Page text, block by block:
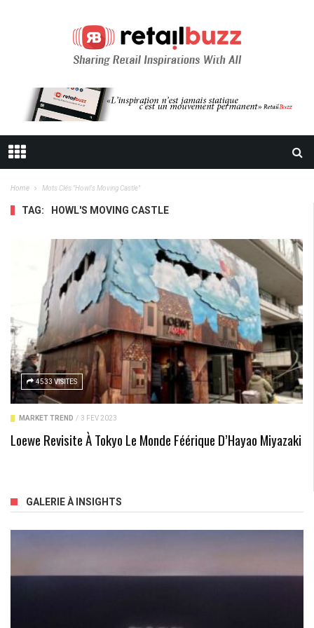
Home Mots Clés "Howl's Moving Castle"
TAG: HOWL'S MOVING CASTLE
4533 VISITES
MARKET TREND / 3 FÉV 2023
Loewe Revisite À Tokyo Le Monde Féérique D’Hayao Miyazaki
GALERIE À INSIGHTS